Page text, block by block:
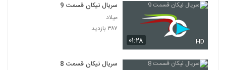
۰۱:۲۸ HD
سریال نیکان قسمت 9
میلاد
۳۸۷ بازدید
سریال نیکان قسمت 8